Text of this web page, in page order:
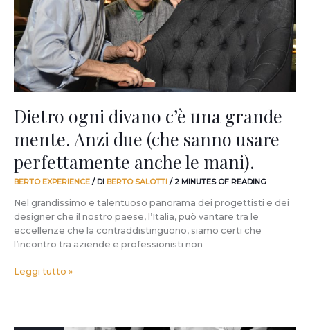
Dietro ogni divano c’è una grande
mente. Anzi due (che sanno usare
perfettamente anche le mani).
BERTO EXPERIENCE / DI BERTO SALOTTI /2 MINUTES OF READING
Nel grandissimo e talentuoso panorama dei progettisti e dei
designer che il nostro paese, l’Italia, può vantare tra le
eccellenze che la contraddistinguono, siamo certi che
l’incontro tra aziende e professionisti non
grande
mente.
Anzi
due
(che
sanno
usare
anche
mani).
Leggi tutto »